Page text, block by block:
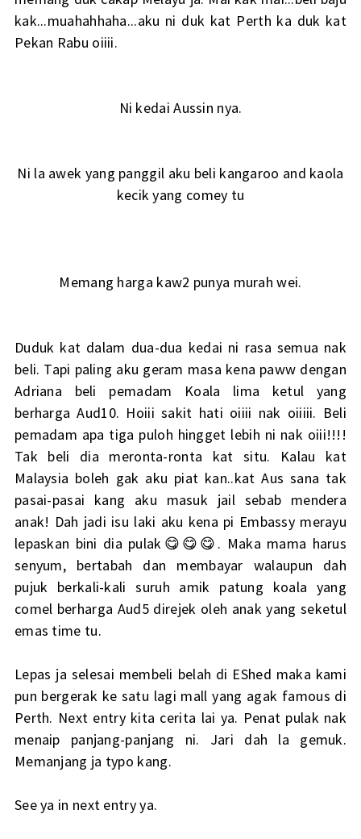
kak...muahahhaha...aku ni duk kat Perth ka duk kat
Pekan Rabu oiiii.
Ni kedai Aussin nya.
Ni la awek yang panggil aku beli kangaroo and kaola
kecik yang comey tu
Memang harga kaw2 punya murah wei.
Duduk kat dalam dua-dua kedai ni rasa semua nak
beli. Tapi paling aku geram masa kena paww dengan
Adriana beli pemadam Koala lima ketul yang
berharga Aud10. Hoiii sakit hati oiiii nak oiiiii. Beli
pemadam apa tiga puloh hingget lebih ni nak oiii!!!!
Tak beli dia meronta-ronta kat situ. Kalau kat
Malaysia boleh gak aku piat kan..kat Aus sana tak
pasai-pasai kang aku masuk jail sebab mendera
anak! Dah jadi isu laki aku kena pi Embassy merayu
lepaskan bini dia pulak😋😋😋. Maka mama harus
senyum, bertabah dan membayar walaupun dah
pujuk berkali-kali suruh amik patung koala yang
comel berharga Aud5 direjek oleh anak yang seketul
emas time tu.
Lepas ja selesai membeli belah di EShed maka kami
pun bergerak ke satu lagi mall yang agak famous di
Perth. Next entry kita cerita lai ya. Penat pulak nak
menaip panjang-panjang ni. Jari dah la gemuk.
Memanjang ja typo kang.
See ya in next entry ya.